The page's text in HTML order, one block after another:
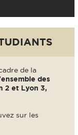
de la
des
2 et Lyon 3,
sur les